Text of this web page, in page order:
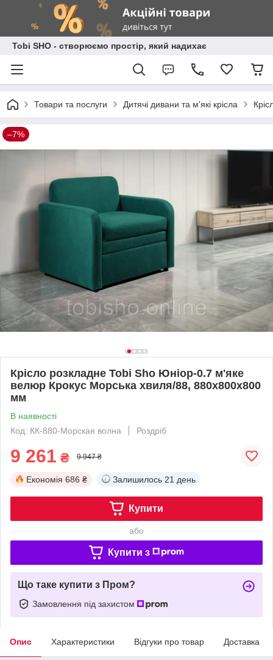
Tobi SHO - створюємо простір, який надихає
Товари та послуги Дитячі дивани та м'які крісла
–7%
Крісло розкладне Tobi Sho Юніор-0.7 м'яке
велюр Крокус Морська хвиля/88, 880х800х800
мм
В наявності
Код: КК-880-Морская волна
Роздріб
9 261 ₴ 9 947 ₴
Економія 686 ₴ Залишилось 21 день
Купити
або
Купити з
Що таке купити з Пром?
Замовлення під захистом
Опис Характеристики Відгуки про товар Доставка